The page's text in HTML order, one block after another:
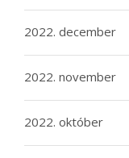
2022. december
2022. november
2022. október